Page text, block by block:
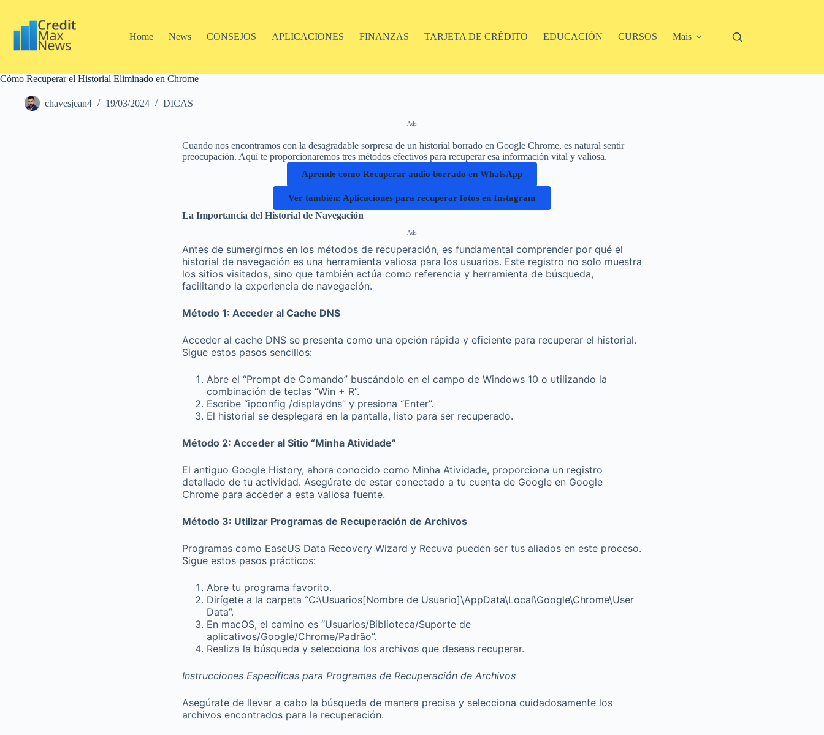
Home News CONSEJOS APLICACIONES FINANZAS TARJETA DE CRÉDITO EDUCACIÓN CURSOS Mais
Cómo Recuperar el Historial Eliminado en Chrome
chavesjean4 19/03/2024 DICAS
Ads
Cuando nos encontramos con la desagradable sorpresa de un historial borrado en Google Chrome, es natural sentir
preocupación. Aquí te proporcionaremos tres métodos efectivos para recuperar esa información vital y valiosa.
Aprende como Recuperar audio borrado en WhatsApp
Ver también: Aplicaciones para recuperar fotos en Instagram
La Importancia del Historial de Navegación
Ads
Antes de sumergirnos en los métodos de recuperación, es fundamental comprender por qué el
historial de navegación es una herramienta valiosa para los usuarios. Este registro no solo muestra
los sitios visitados, sino que también actúa como referencia y herramienta de búsqueda,
facilitando la experiencia de navegación.
Método 1: Acceder al Cache DNS
Acceder al cache DNS se presenta como una opción rápida y eficiente para recuperar el historial.
Sigue estos pasos sencillos:
Abre el “Prompt de Comando” buscándolo en el campo de Windows 10 o utilizando la
combinación de teclas “Win + R”.
Escribe “ipconfig /displaydns” y presiona “Enter”.
El historial se desplegará en la pantalla, listo para ser recuperado.
Método 2: Acceder al Sitio “Minha Atividade”
El antiguo Google History, ahora conocido como Minha Atividade, proporciona un registro
detallado de tu actividad. Asegúrate de estar conectado a tu cuenta de Google en Google
Chrome para acceder a esta valiosa fuente.
Método 3: Utilizar Programas de Recuperación de Archivos
Programas como EaseUS Data Recovery Wizard y Recuva pueden ser tus aliados en este proceso.
Sigue estos pasos prácticos:
Abre tu programa favorito.
Dirígete a la carpeta “C:\Usuarios[Nombre de Usuario]\AppData\Local\Google\Chrome\User
Data”.
En macOS, el camino es “Usuarios/Biblioteca/Suporte de
aplicativos/Google/Chrome/Padrão”.
Realiza la búsqueda y selecciona los archivos que deseas recuperar.
Instrucciones Específicas para Programas de Recuperación de Archivos
Asegúrate de llevar a cabo la búsqueda de manera precisa y selecciona cuidadosamente los
archivos encontrados para la recuperación.